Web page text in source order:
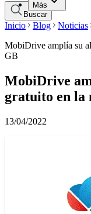
Más
Buscar
Inicio Blog
Noticias
MobiDrive amplía su
GB
MobiDrive
gratuito en la
13/04/2022